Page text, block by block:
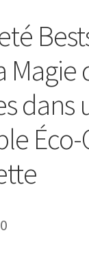
Magie
dans
Éco-
Le